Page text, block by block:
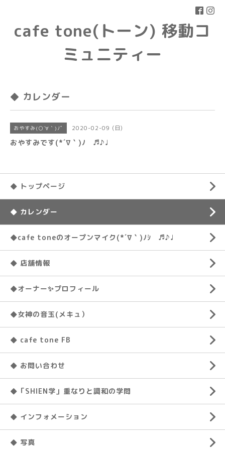
cafe tone(トーン) 移動コ
ミュニティー
◆ カレンダー
おやすみ(○´∀｀)ﾉﾞ 2020-02-09 (日)
おやすみです(*´∇｀)ﾉ ♬♪♩
◆ トップページ
◆ カレンダー
◆cafe toneのオープンマイク(*´∇｀)ﾉｼ ♬♪♩
◆ 店舗情報
◆オーナー✨プロフィール
◆女神の音玉(メキュ）
◆ cafe tone FB
◆ お問い合わせ
◆「SHIEN学」重なりと調和の学問
◆ インフォメーション
◆ 写真